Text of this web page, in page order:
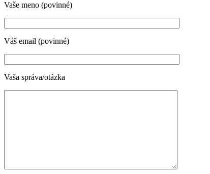
Vaše meno (povinné)
Váš email (povinné)
Vaša správa/otázka